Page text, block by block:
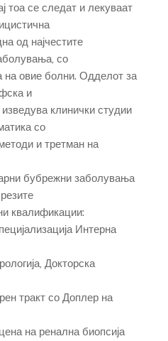
тоа се следат и лекуваат
од најчестите
со
на овие болни. Одделот за
и
клинички студии
со
и третман на
бубрежни заболувања
квалификации:
Интерна
Докторска
тракт со Доплер на
на ренална биопсија